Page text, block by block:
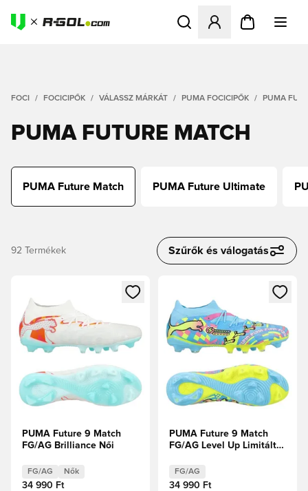
Megnyit egy modált a
FOCI FOCICIPŐK VÁLASSZ MÁRKÁT PUMA FOCICIPŐK PUMA
PUMA FUTURE MATCH
PUMA Future Match PUMA Future Ultimate
92 Termékek Szűrők és válogatás
Megnyit egy modált a bejelentkezéshez vagy a tagként
PUMA Future 9 Match
FG/AG Brilliance Női
FG/AG Nők
34 990 Ft
Megnyit egy modált a
PUMA Future 9 Match
FG/AG Level Up Limitált
FG/AG
34 990 Ft